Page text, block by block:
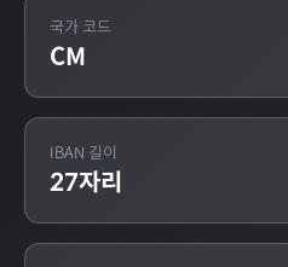
국가 코드
CM
IBAN 길이
27자리